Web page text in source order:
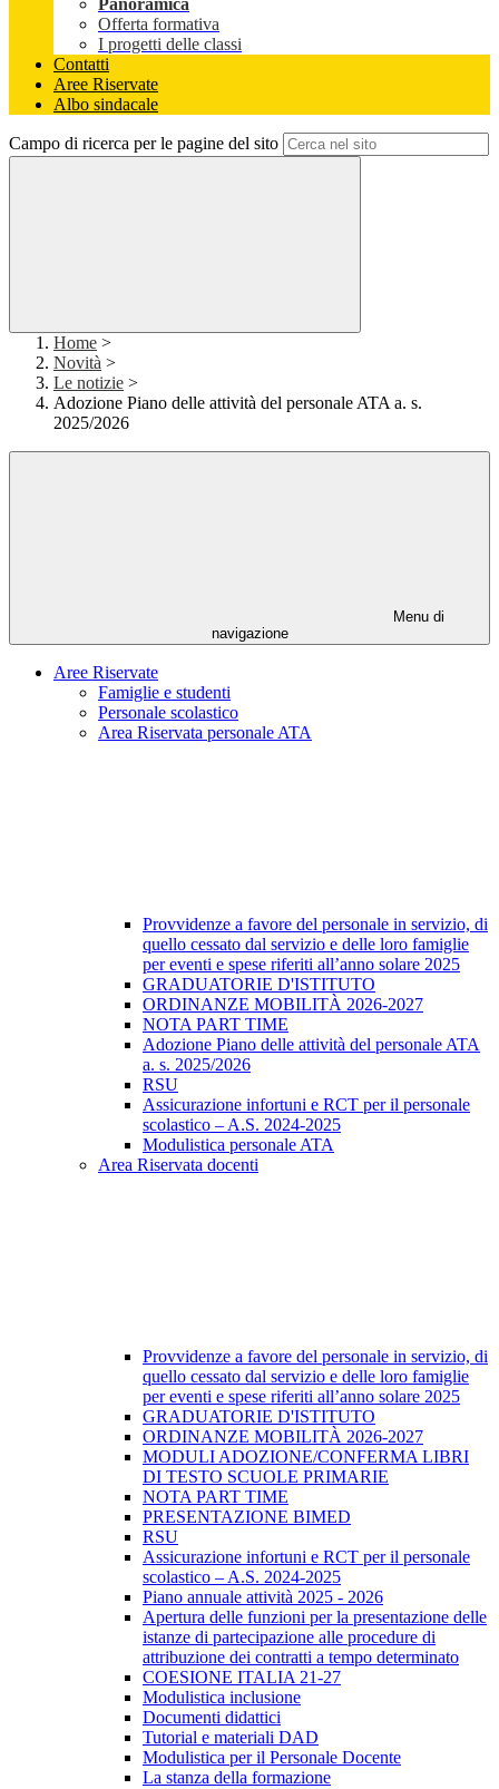
Panoramica
Offerta formativa
I progetti delle classi
Contatti
Aree Riservate
Albo sindacale
Campo di ricerca per le pagine del sito
Home >
Novità >
Le notizie >
Adozione Piano delle attività del personale ATA a. s.
2025/2026
Menu di
navigazione
Aree Riservate
Famiglie e studenti
Personale scolastico
Area Riservata personale ATA
Provvidenze a favore del personale in servizio, di
quello cessato dal servizio e delle loro famiglie
per eventi e spese riferiti all’anno solare 2025
GRADUATORIE D'ISTITUTO
ORDINANZE MOBILITÀ 2026-2027
NOTA PART TIME
Adozione Piano delle attività del personale ATA
a. s. 2025/2026
RSU
Assicurazione infortuni e RCT per il personale
scolastico – A.S. 2024-2025
Modulistica personale ATA
Area Riservata docenti
Provvidenze a favore del personale in servizio, di
quello cessato dal servizio e delle loro famiglie
per eventi e spese riferiti all’anno solare 2025
GRADUATORIE D'ISTITUTO
ORDINANZE MOBILITÀ 2026-2027
MODULI ADOZIONE/CONFERMA LIBRI
DI TESTO SCUOLE PRIMARIE
NOTA PART TIME
PRESENTAZIONE BIMED
RSU
Assicurazione infortuni e RCT per il personale
scolastico – A.S. 2024-2025
Piano annuale attività 2025 - 2026
Apertura delle funzioni per la presentazione delle
istanze di partecipazione alle procedure di
attribuzione dei contratti a tempo determinato
COESIONE ITALIA 21-27
Modulistica inclusione
Documenti didattici
Tutorial e materiali DAD
Modulistica per il Personale Docente
La stanza della formazione